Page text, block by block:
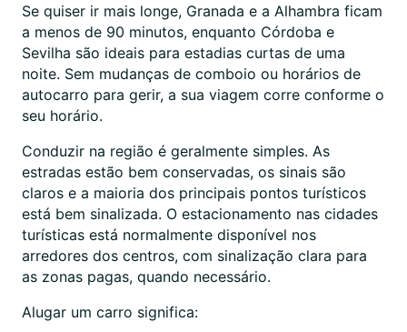
Se quiser ir mais longe, Granada e a Alhambra ficam
a menos de 90 minutos, enquanto Córdoba e
Sevilha são ideais para estadias curtas de uma
noite. Sem mudanças de comboio ou horários de
autocarro para gerir, a sua viagem corre conforme o
seu horário.
Conduzir na região é geralmente simples. As
estradas estão bem conservadas, os sinais são
claros e a maioria dos principais pontos turísticos
está bem sinalizada. O estacionamento nas cidades
turísticas está normalmente disponível nos
arredores dos centros, com sinalização clara para
as zonas pagas, quando necessário.
Alugar um carro significa: